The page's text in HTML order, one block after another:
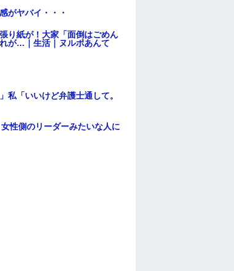
がヤバイ・・・
り紙が！大家「面倒はごめん
が…｜生活｜ヌルポあんて
私「いいけど弁護士通して。
性側のリーダーみたいな人に